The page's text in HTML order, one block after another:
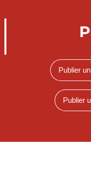
Publier
Publier